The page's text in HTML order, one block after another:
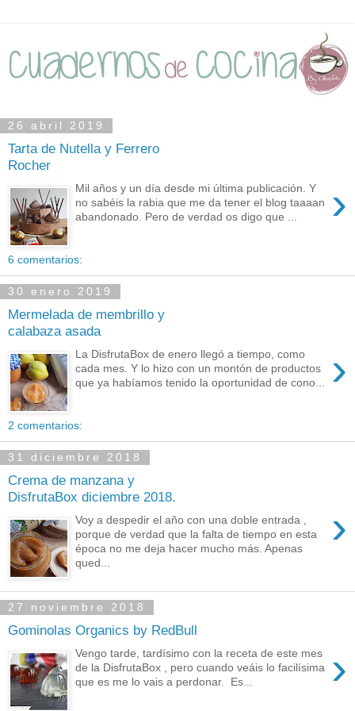
26 abril 2019
Tarta de Nutella y Ferrero
Rocher
›
Mil años y un día desde mi última publicación. Y
no sabéis la rabia que me da tener el blog taaaan
abandonado. Pero de verdad os digo que ...
6 comentarios:
30 enero 2019
Mermelada de membrillo y
calabaza asada
›
La DisfrutaBox de enero llegó a tiempo, como
cada mes. Y lo hizo con un montón de productos
que ya habíamos tenido la oportunidad de cono...
2 comentarios:
31 diciembre 2018
Crema de manzana y
DisfrutaBox diciembre 2018.
›
Voy a despedir el año con una doble entrada ,
porque de verdad que la falta de tiempo en esta
época no me deja hacer mucho más. Apenas
qued...
27 noviembre 2018
Gominolas Organics by RedBull
›
Vengo tarde, tardísimo con la receta de este mes
de la DisfrutaBox , pero cuando veáis lo facilísima
que es me lo vais a perdonar. Es...